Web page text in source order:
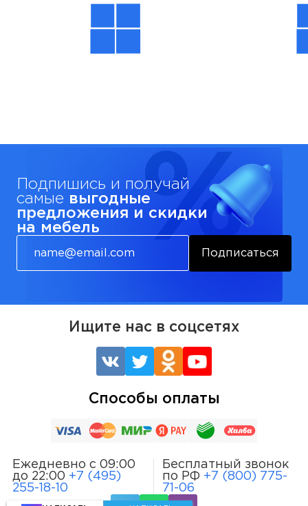
Подпишись и получай
самые выгодные
предложения и скидки
на мебель
Подписаться
Ежедневно с 09:00
до 22:00 +7 (495)
255-18-10
Бесплатный звонок
по РФ +7 (800) 775-
71-06
Ищите нас в соцсетях
Способы оплаты